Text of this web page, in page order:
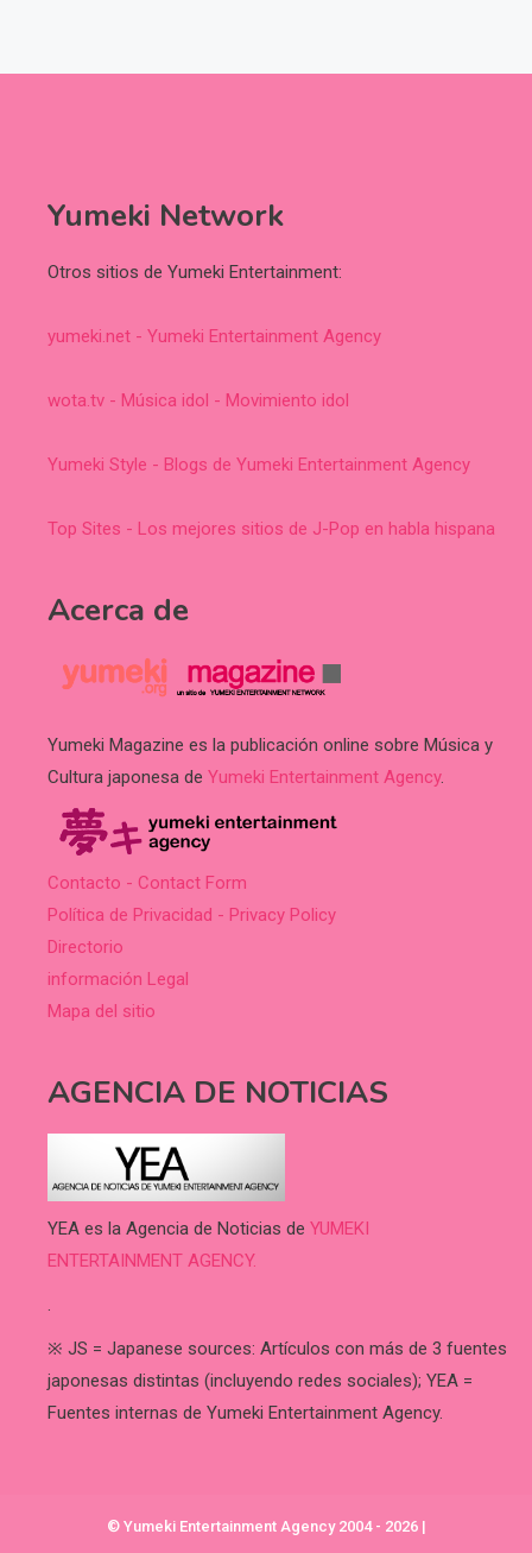
Yumeki Network
Otros sitios de Yumeki Entertainment:
yumeki.net - Yumeki Entertainment Agency
wota.tv - Música idol - Movimiento idol
Yumeki Style - Blogs de Yumeki Entertainment Agency
Top Sites - Los mejores sitios de J-Pop en habla hispana
Acerca de
Yumeki Magazine es la publicación online sobre Música y
Cultura japonesa de Yumeki Entertainment Agency.
Contacto - Contact Form
Política de Privacidad - Privacy Policy
Directorio
información Legal
Mapa del sitio
AGENCIA DE NOTICIAS
YEA es la Agencia de Noticias de YUMEKI
ENTERTAINMENT AGENCY.
.
※ JS = Japanese sources: Artículos con más de 3 fuentes
japonesas distintas (incluyendo redes sociales); YEA =
Fuentes internas de Yumeki Entertainment Agency.
© Yumeki Entertainment Agency 2004 - 2026 |